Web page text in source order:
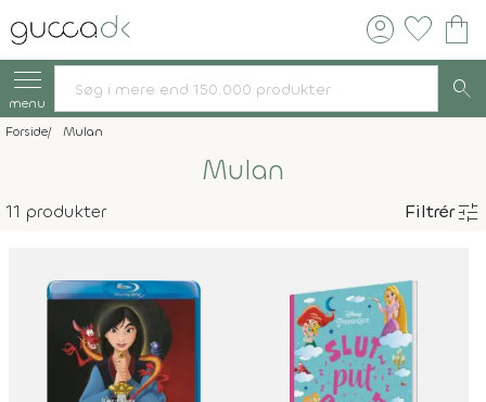
account_circle favorite shopping_bag
menu search
Forside Mulan
Mulan
11 produkter Filtrértune